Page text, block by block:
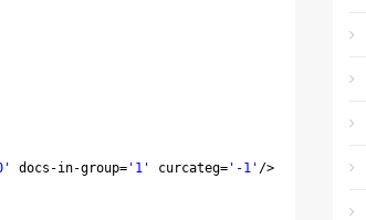
docs-in-group= '1' curcateg= '-1' />